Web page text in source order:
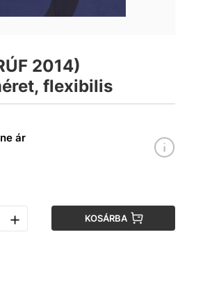
2014)
flexibilis
ár
+ KOSÁRBA